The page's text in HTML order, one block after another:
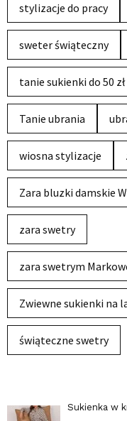
stylizacje do pracy
sweter świąteczny
tanie sukienki do 50 zł
Tanie ubrania
wiosna stylizacje
Zara bluzki damskie
zara swetry
zara swetrym
Zwiewne sukienki na
świąteczne swetry
Sukienka w